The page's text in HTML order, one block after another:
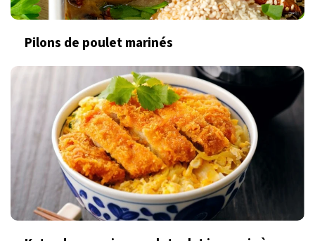
Pilons de poulet marinés